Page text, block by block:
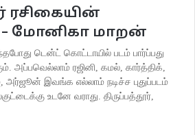
ரசிகையின்
– மோனிகா மாறன்
டென்ட் கொட்டாயில் படம் பார்ப்பது
அப்பவெல்லாம் ரஜினி, கமல், கார்த்திக்,
அர்ஜூன் இவங்க எல்லாம் நடிச்ச புதுப்படம்
உடனே வராது. திருப்பத்தூர்,